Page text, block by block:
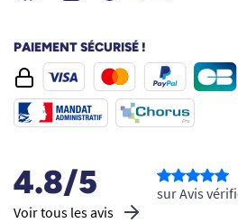
PAIEMENT SÉCURISÉ !
4.8/5
Voir tous les avis
sur Avis